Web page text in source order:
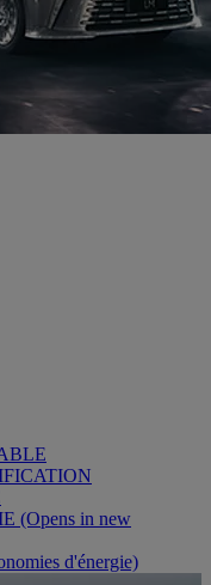
(Opens in new
d'énergie)